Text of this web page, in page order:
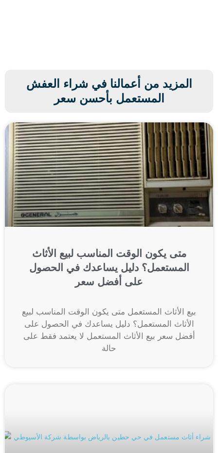
المزيد من أعمالنا في شراء العفش
المستعمل بأحسن سعر
متى يكون الوقت المناسب لبيع الأثاث
المستعمل؟ دليل يساعدك في الحصول
على أفضل سعر
بيع الأثاث المستعمل متى يكون الوقت المناسب لبيع
الأثاث المستعمل؟ دليل يساعدك في الحصول على
أفضل سعر بيع الأثاث المستعمل لا يعتمد فقط على
حالة